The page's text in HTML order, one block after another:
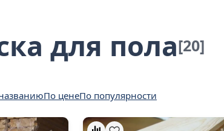
для пола[20]
По ценеПо популярности